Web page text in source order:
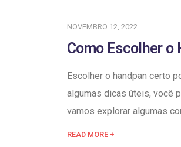
NOVEMBRO 12, 2022
Como Escolher o
Escolher o handpan certo
algumas dicas úteis, você
vamos explorar algumas
READ MORE +